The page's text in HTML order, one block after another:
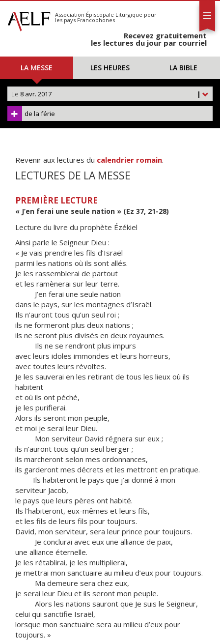
S'abonner
Calendrier
Association Épiscopale Liturgique pour
les pays Francophones
Recevez gratuitement
les lectures du jour par courriel
LA MESSE LES HEURES LA BIBLE
|
Le 8 avr. 2017
de la férie
Revenir aux lectures du calendrier romain.
LECTURES DE LA MESSE
PREMIÈRE LECTURE
« J’en ferai une seule nation » (Ez 37, 21-28)
Lecture du livre du prophète Ézékiel
Ainsi parle le Seigneur Dieu :
« Je vais prendre les fils d’Israël
parmi les nations où ils sont allés.
Je les rassemblerai de partout
et les ramènerai sur leur terre.
J’en ferai une seule nation
dans le pays, sur les montagnes d’Israël.
Ils n’auront tous qu’un seul roi ;
ils ne formeront plus deux nations ;
ils ne seront plus divisés en deux royaumes.
Ils ne se rendront plus impurs
avec leurs idoles immondes et leurs horreurs,
avec toutes leurs révoltes.
Je les sauverai en les retirant de tous les lieux où ils
habitent
et où ils ont péché,
je les purifierai.
Alors ils seront mon peuple,
et moi je serai leur Dieu.
Mon serviteur David régnera sur eux ;
ils n’auront tous qu’un seul berger ;
ils marcheront selon mes ordonnances,
ils garderont mes décrets et les mettront en pratique.
Ils habiteront le pays que j’ai donné à mon
serviteur Jacob,
le pays que leurs pères ont habité.
Ils l’habiteront, eux-mêmes et leurs fils,
et les fils de leurs fils pour toujours.
David, mon serviteur, sera leur prince pour toujours.
Je conclurai avec eux une alliance de paix,
une alliance éternelle.
Je les rétablirai, je les multiplierai,
je mettrai mon sanctuaire au milieu d’eux pour toujours.
Ma demeure sera chez eux,
je serai leur Dieu et ils seront mon peuple.
Alors les nations sauront que Je suis le Seigneur,
celui qui sanctifie Israël,
lorsque mon sanctuaire sera au milieu d’eux pour
toujours. »